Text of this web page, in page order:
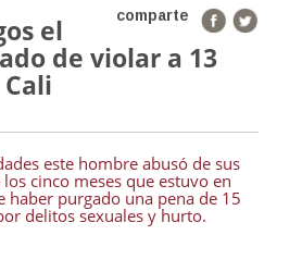
comparte
el
de violar a 13
este hombre abusó de sus
cinco meses que estuvo en
haber purgado una pena de 15
delitos sexuales y hurto.